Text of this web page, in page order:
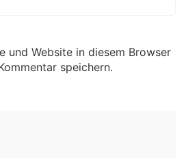
und Website in diesem Browser
speichern.